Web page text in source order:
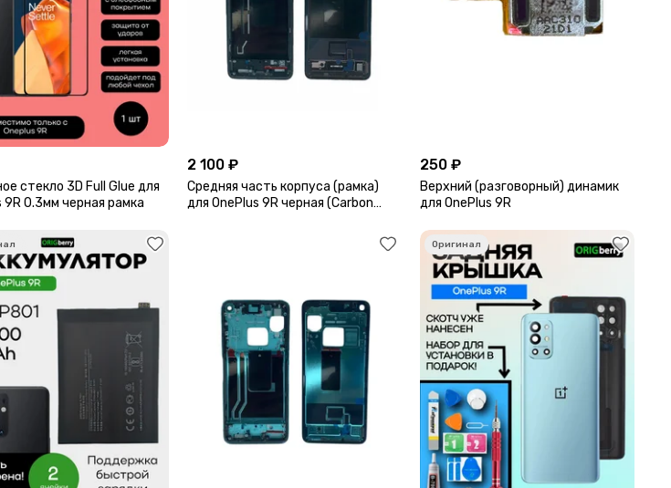
стекло 3D Full Glue для
9R 0.3мм черная рамка
2 100 ₽
Средняя часть корпуса (рамка)
для OnePlus 9R черная (Carbon
250 ₽
Верхний (разговорный) динамик
для OnePlus 9R